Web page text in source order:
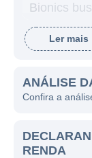
Bionics
qualidade
utilizando
A
enfrentam
decorrente
Ler mais
ANÁLISE
Confira a
RENDA